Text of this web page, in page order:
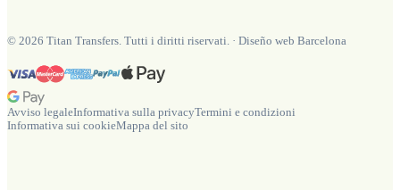
© 2026 Titan Transfers. Tutti i diritti riservati. · Diseño web Barcelona
Avviso legaleInformativa sulla privacyTermini e condizioni
Informativa sui cookieMappa del sito